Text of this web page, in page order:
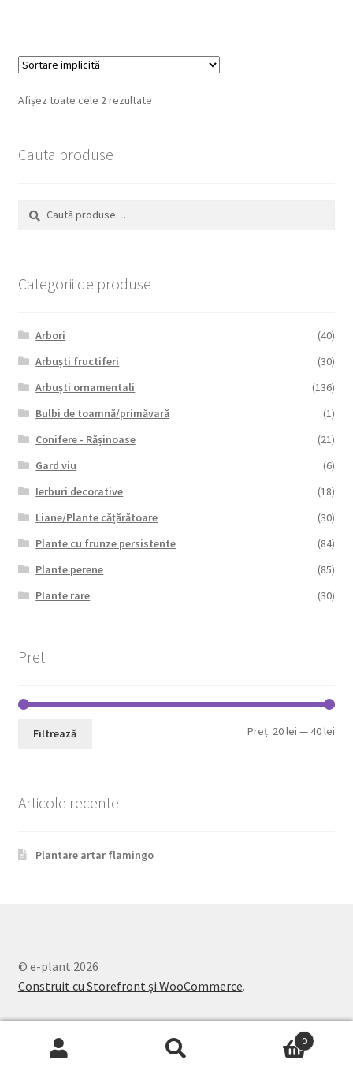
Afișez toate cele 2 rezultate
Cauta produse
după:
Categorii de produse
Arbori
(40)
Arbuști fructiferi
(30)
Arbuști ornamentali
(136)
Bulbi de toamnă/primăvară
(1)
Conifere - Rășinoase
(21)
Gard viu
(6)
Ierburi decorative
(18)
Liane/Plante cățărătoare
(30)
Plante cu frunze persistente
(84)
Plante perene
(85)
Plante rare
(30)
Pret
Filtrează Preț: 20 lei —40 lei
Articole recente
Plantare artar flamingo
© e-plant 2026
Construit cu Storefront și WooCommerce.
0